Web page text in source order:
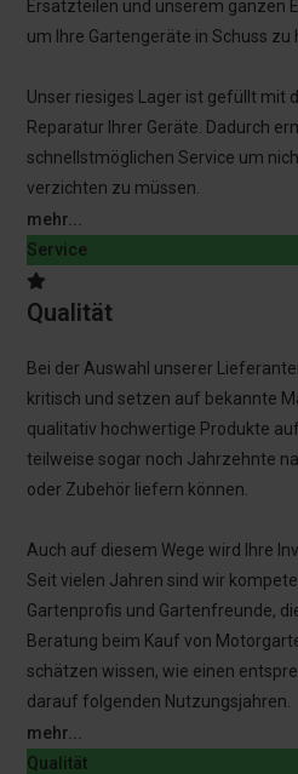
Ersatzteilen und unserem ganzen
um Ihre Gartengeräte in Schuss zu
Unser riesiges Lager ist gefüllt mit
Reparatur Ihrer Geräte. Dadurch
schnellstmöglichen Service um
verzichten zu müssen.
mehr...
Service
Qualität
Bei der Auswahl unserer
kritisch und setzen auf bekannte
qualitativ hochwertige Produkte
teilweise sogar noch Jahrzehnte
oder Zubehör liefern können.
Auch auf diesem Wege wird Ihre
Seit vielen Jahren sind wir
Gartenprofis und Gartenfreunde,
Beratung beim Kauf von
schätzen wissen, wie einen
darauf folgenden Nutzungsjahren.
mehr...
Qualität